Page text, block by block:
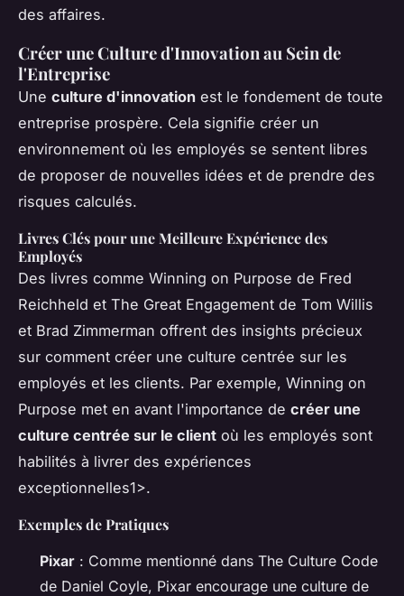
des affaires.
Créer une Culture d'Innovation au Sein de
l'Entreprise
Une culture d'innovation est le fondement de toute
entreprise prospère. Cela signifie créer un
environnement où les employés se sentent libres
de proposer de nouvelles idées et de prendre des
risques calculés.
Livres Clés pour une Meilleure Expérience des
Employés
Des livres comme Winning on Purpose de Fred
Reichheld et The Great Engagement de Tom Willis
et Brad Zimmerman offrent des insights précieux
sur comment créer une culture centrée sur les
employés et les clients. Par exemple, Winning on
Purpose met en avant l'importance de créer une
culture centrée sur le client où les employés sont
habilités à livrer des expériences
exceptionnelles1>.
Exemples de Pratiques
Pixar : Comme mentionné dans The Culture Code
de Daniel Coyle, Pixar encourage une culture de